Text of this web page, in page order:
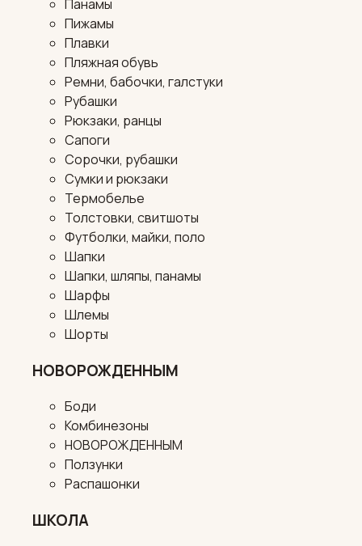
Панамы
Пижамы
Плавки
Пляжная обувь
Ремни, бабочки, галстуки
Рубашки
Рюкзаки, ранцы
Сапоги
Сорочки, рубашки
Сумки и рюкзаки
Термобелье
Толстовки, свитшоты
Футболки, майки, поло
Шапки
Шапки, шляпы, панамы
Шарфы
Шлемы
Шорты
НОВОРОЖДЕННЫМ
Боди
Комбинезоны
НОВОРОЖДЕННЫМ
Ползунки
Распашонки
ШКОЛА